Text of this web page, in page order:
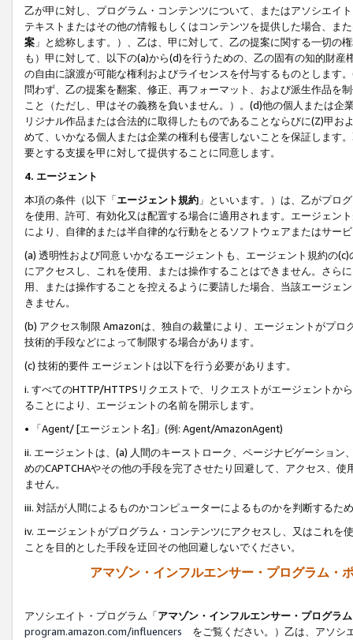
乙が甲に対し、プログラム・コンテンツについて、またはアソシエイ
テキストまたはその他の情報もしくはコンテンツを提供した場合、ま
案 」と総称します。）、乙は、甲に対して、乙の提案に関する一切
も）甲に対して、以下の(a)から(d)を行うための、乙の固有の知的財
の自由に譲渡が可能な権利およびライセンスを付与するものとします
問わず、乙の提案を翻案、修正、再フォーマット、および派生作品を
こと（ただし、甲はその義務を負いません。）。(d)他の個人または
リジナル作品または合法的に取得したものであることならびに(Z)甲
めて、いかなる個人または企業の権利も侵害しないことを保証します
要とする支援を甲に対して提供することに同意します。
4. エージェント
本項の条件（以下「エージェント規約 」といいます。）は、乙がプロ
を使用、許可、有効化又は配置する場合に適用されます。エージェン
により、自律的または半自律的な行動をとるソフトウェアまたはサー
(a) 透明性および同意 いかなるエージェントも、エージェント規約の
にアクセスし、これを使用、または操作することはできません。さら
用、または操作することを控えるように要請した場合、当該エージェ
きません。
(b) アクセス制限 Amazonは、独自の裁量により、エージェントがプ
技術的手段などによって制限する場合があります。
(c) 技術的要件 エージェントは以下を行う必要があります。
i. すべてのHTTP/HTTPSリクエストで、リクエストがエージェントか
ることにより、エージェントの名前を開示します。
• 「Agent/ [エージェント名]」(例: Agent/AmazonAgent)
ii. エージェントは、(a) 人間のキーストローク、ページナビゲーショ
めのCAPTCHAやその他の手段を完了させたり回避して、アクセス、
ません。
iii. 対話が人間によるものかコンピューターによるものかを判断するた
iv. エージェントがプログラム・コンテンツにアクセスし、又はこれ
ことを目的とした手段を迂回その他回避しないでください。
アマゾン・インフルエンサー・プログラム・
アソシエイト・プログラム「アマゾン・インフルエンサー・プログラム
program.amazon.com/influencers をご覧ください。）乙は、アソシ